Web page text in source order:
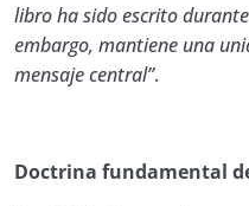
Quiz Biblia 19. Manual
Bíblico
Bíblico
libro ha sido escrito
embargo, mantiene una
mensaje central”.
Doctrina fundamental